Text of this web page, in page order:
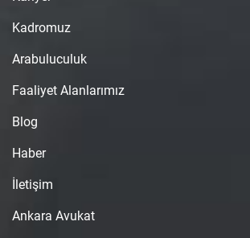
Kadromuz
Arabuluculuk
Faaliyet Alanlarımız
Blog
Haber
İletişim
Ankara Avukat